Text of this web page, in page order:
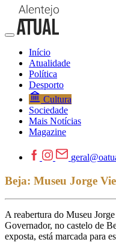
Início
Atualidade
Política
Desporto
Cultura
Sociedade
Mais Notícias
Magazine
Beja: Museu Jorge
A reabertura do Museu
Governador, no castelo de
exposta, está marcada para